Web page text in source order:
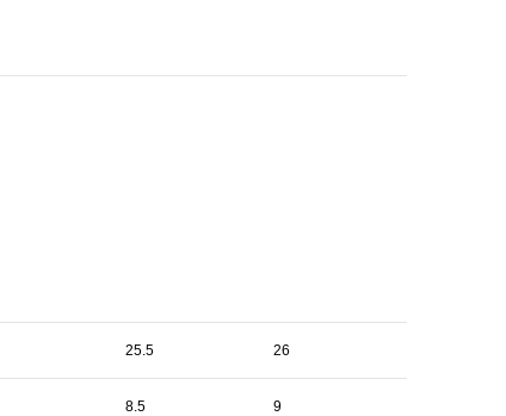
25.5 26
8.5 9